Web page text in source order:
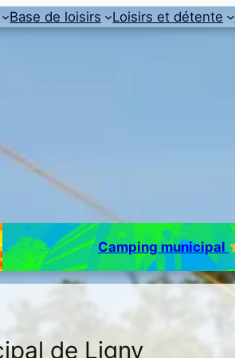
Base de loisirs Loisirs et détente
Camping municipal
de Ligny